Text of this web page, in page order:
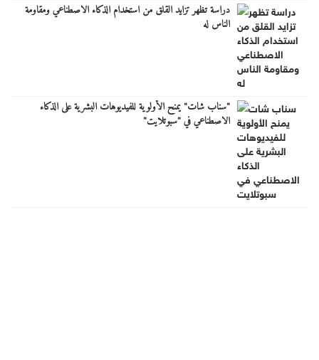
دراسة تظهر تزايد القلق من استخدام الذكاء الاصطناعي ومقاومة
الناس له
"سناب شات" يمنح الأولوية للفيديوهات البشرية على الذكاء
الاصطناعي في "سبوتلايت"